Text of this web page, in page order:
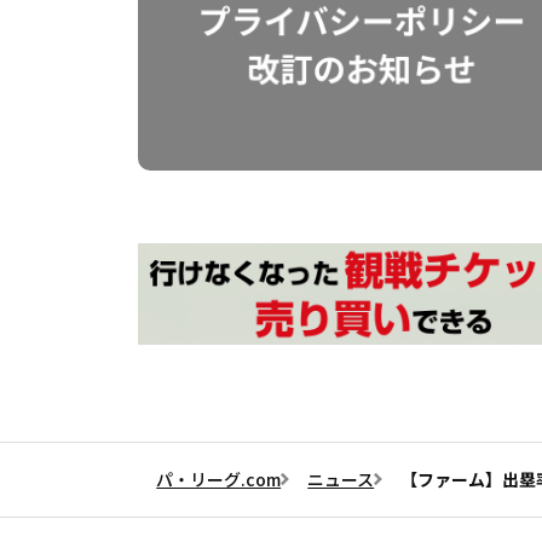
パ・リーグ.com ニュース 【ファーム】出